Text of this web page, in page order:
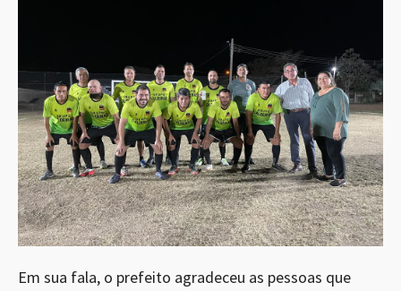
Em sua fala, o prefeito agradeceu as pessoas que